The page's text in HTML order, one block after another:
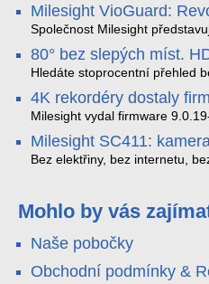
otřesy i náklon. Výsledkem
podrobný datový příběh celé
v oblasti kontroly přístupu –
čtečky HID Signo.
Milesight VioGuard:
detekci dopravních
Společnost Milesight
dopravních přestupků. Tento
sofistikovanými algoritmy
tak, aby poskytoval komplexní
dopravních předpisů,
optimalizoval plynulost
80° bez slepých míst.
streamuje na YouTube
Hledáte stoprocentní přehled
panoramatická kamera
4MP senzorů SONY do
zkreslení. K tomu přidává AI
YouTube – bez běžícího
4K rekordéry dostaly
které musíte vědět.
Milesight vydal firmware
které vám zjednoduší práci –
spoustu zbytečných výjezdů k
Milesight SC411:
kabel nedosáhne
Bez elektřiny, bez internetu,
váš telefon. Podívejte se na
Mohlo by vás
Naše pobočky
Obchodní podmínky &